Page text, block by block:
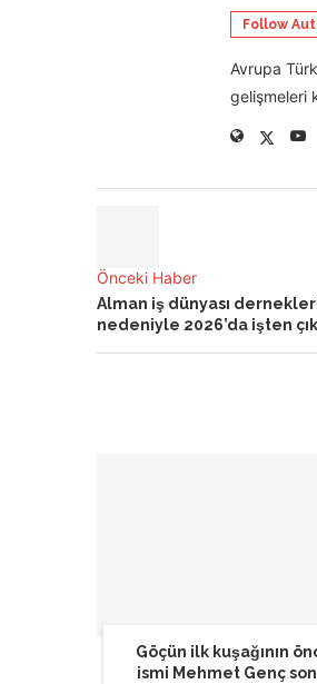
Follow
Avrupa
gelişmeleri
Önceki Haber
Alman iş dünyası
nedeniyle 2026’da işten
Göçün ilk kuşağının
ismi Mehmet Genç